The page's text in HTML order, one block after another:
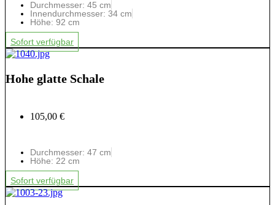
Durchmesser: 45 cm
Innendurchmesser: 34 cm
Höhe: 92 cm
Sofort verfügbar
Hohe glatte Schale
105,00 €
Durchmesser: 47 cm
Höhe: 22 cm
Sofort verfügbar